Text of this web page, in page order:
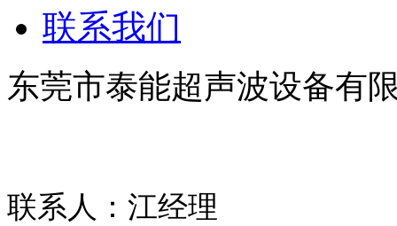
联系我们
东莞市泰能超声波设备有
联系人：江经理